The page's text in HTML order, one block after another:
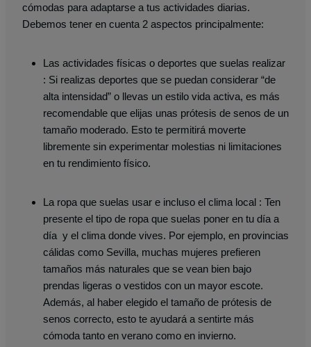
cómodas para adaptarse a tus actividades diarias.
Debemos tener en cuenta 2 aspectos principalmente:
Las actividades físicas o deportes que suelas realizar
: Si realizas deportes que se puedan considerar “de
alta intensidad” o llevas un estilo vida activa, es más
recomendable que elijas unas prótesis de senos de un
tamaño moderado. Esto te permitirá moverte
libremente sin experimentar molestias ni limitaciones
en tu rendimiento físico.
La ropa que suelas usar e incluso el clima local : Ten
presente el tipo de ropa que suelas poner en tu día a
día y el clima donde vives. Por ejemplo, en provincias
cálidas como Sevilla, muchas mujeres prefieren
tamaños más naturales que se vean bien bajo
prendas ligeras o vestidos con un mayor escote.
Además, al haber elegido el tamaño de prótesis de
senos correcto, esto te ayudará a sentirte más
cómoda tanto en verano como en invierno.